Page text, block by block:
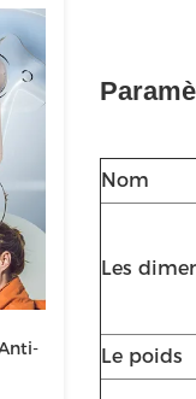
Nom
Les
Le poids